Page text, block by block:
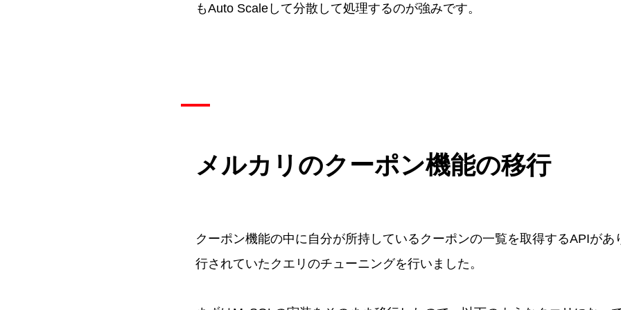
もAuto Scaleして分散して処理するのが強みです。
メルカリのクーポン機能の移行
クーポン機能の中に自分が所持しているクーポンの一覧を取得するAPIがあ
行されていたクエリのチューニングを行いました。